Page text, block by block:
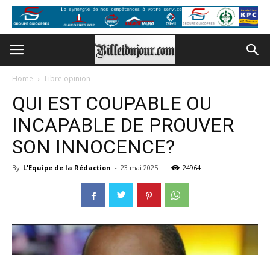
Home Libre opinion
QUI EST COUPABLE OU
INCAPABLE DE PROUVER
SON INNOCENCE?
By L'Equipe de la Rédaction - 23 mai 2025 24964